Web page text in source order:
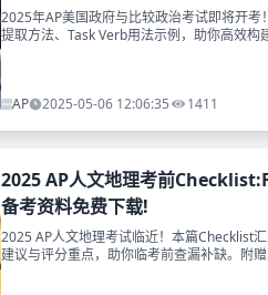
2025年AP美国政府与比较政治考试即将开
提取方法、Task Verb用法示例，助你高效
AP 2025-05-06 12:06:35 1411
2025 AP人文地理考前
备考资料免费下载!
2025 AP人文地理考试临近！本篇Checklist
建议与评分重点，助你临考前查漏补缺。附